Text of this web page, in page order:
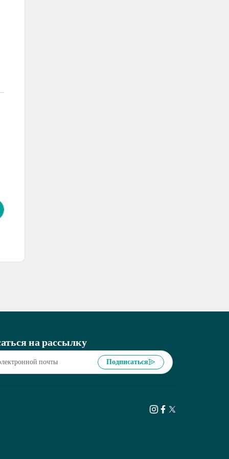
на рассылку
Подписаться